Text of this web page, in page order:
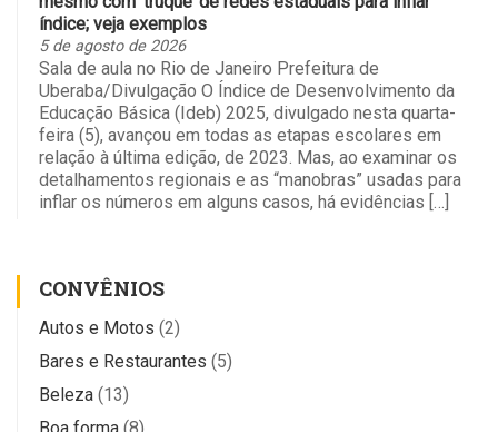
índice; veja exemplos
5 de agosto de 2026
Sala de aula no Rio de Janeiro Prefeitura de
Uberaba/Divulgação O Índice de Desenvolvimento da
Educação Básica (Ideb) 2025, divulgado nesta quarta-
feira (5), avançou em todas as etapas escolares em
relação à última edição, de 2023. Mas, ao examinar os
detalhamentos regionais e as “manobras” usadas para
inflar os números em alguns casos, há evidências […]
CONVÊNIOS
Autos e Motos (2)
Bares e Restaurantes (5)
Beleza (13)